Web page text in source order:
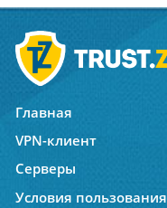
Главная
VPN-клиент
Серверы
Условия пользования